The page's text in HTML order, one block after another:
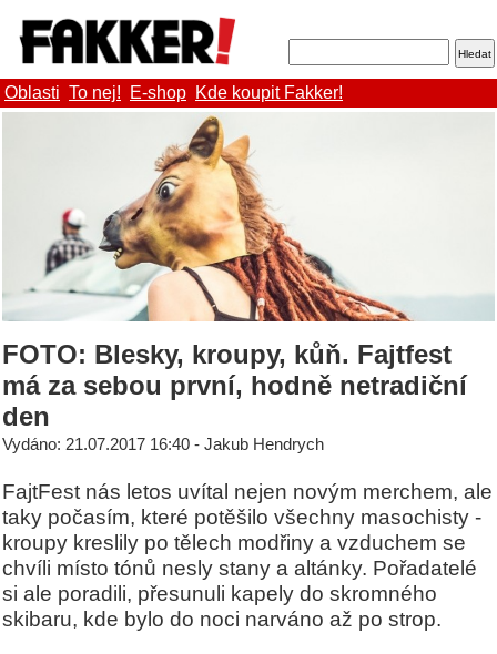
Oblasti To nej! E-shop Kde koupit Fakker!
FOTO: Blesky, kroupy, kůň. Fajtfest
má za sebou první, hodně netradiční
den
Vydáno: 21.07.2017 16:40 - Jakub Hendrych
FajtFest nás letos uvítal nejen novým merchem, ale
taky počasím, které potěšilo všechny masochisty -
kroupy kreslily po tělech modřiny a vzduchem se
chvíli místo tónů nesly stany a altánky. Pořadatelé
si ale poradili, přesunuli kapely do skromného
skibaru, kde bylo do noci narváno až po strop.